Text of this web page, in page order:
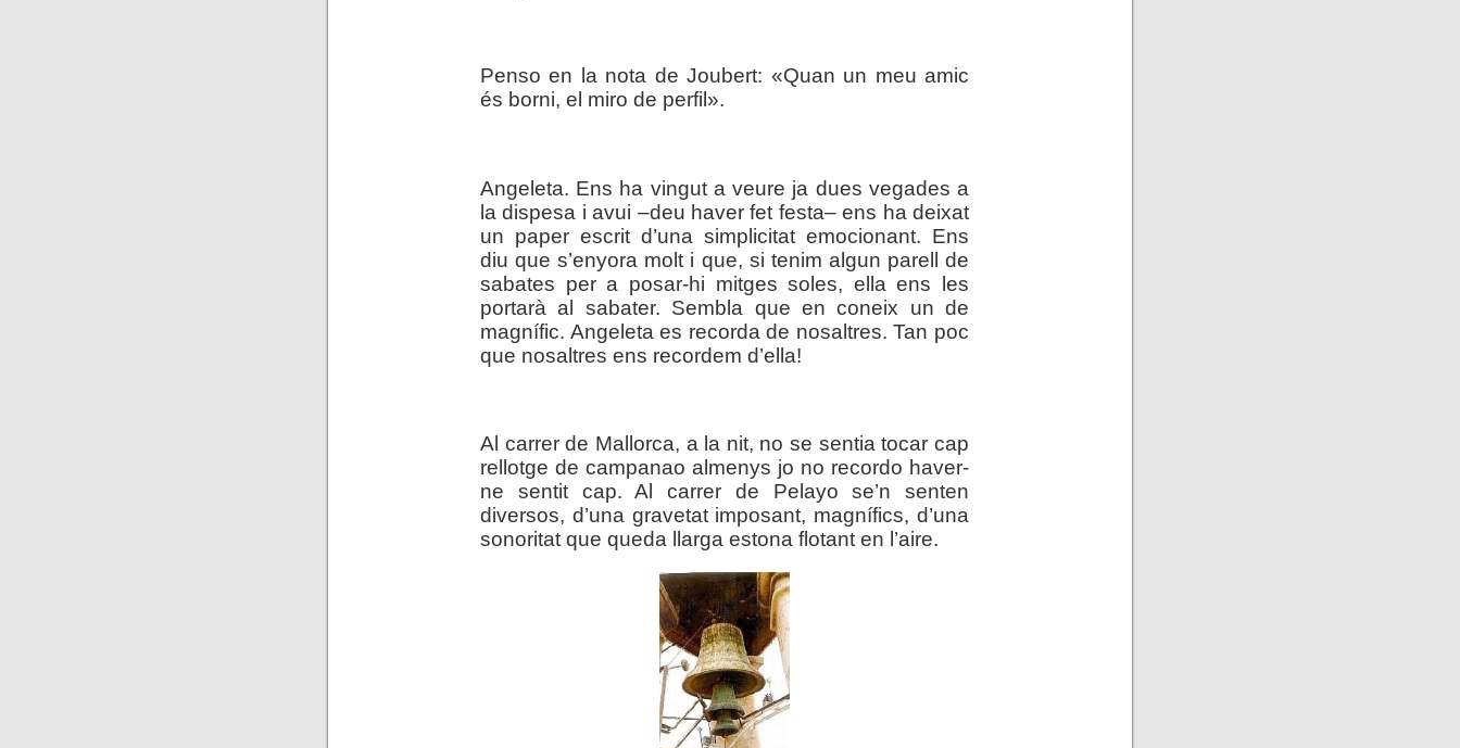
Penso en la nota de Joubert: «Quan un meu amic
és borni, el miro de perfil».
Angeleta. Ens ha vingut a veure ja dues vegades a
la dispesa i avui –deu haver fet festa– ens ha deixat
un paper escrit d’una simplicitat emocionant. Ens
diu que s’enyora molt i que, si tenim algun parell de
sabates per a posar-hi mitges soles, ella ens les
portarà al sabater. Sembla que en coneix un de
magnífic. Angeleta es recorda de nosaltres. Tan poc
que nosaltres ens recordem d’ella!
Al carrer de Mallorca, a la nit, no se sentia tocar cap
rellotge de campanao almenys jo no recordo haver-
ne sentit cap. Al carrer de Pelayo se’n senten
diversos, d’una gravetat imposant, magnífics, d’una
sonoritat que queda llarga estona flotant en l’aire.